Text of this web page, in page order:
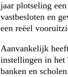
jaar plotseling
vastbesloten en
een reëel
Aanvankelijk
instellingen in het
banken en